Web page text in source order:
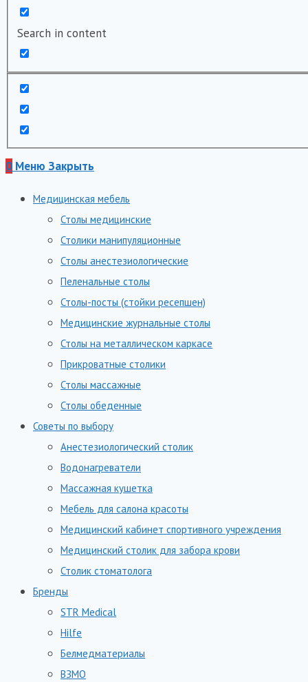
Search in content
0 Меню Закрыть
Медицинская мебель
Столы медицинские
Столики манипуляционные
Столы анестезиологические
Пеленальные столы
Столы-посты (стойки ресепшен)
Медицинские журнальные столы
Столы на металлическом каркасе
Прикроватные столики
Столы массажные
Столы обеденные
Советы по выбору
Анестезиологический столик
Водонагреватели
Массажная кушетка
Мебель для салона красоты
Медицинский кабинет спортивного учреждения
Медицинский столик для забора крови
Столик стоматолога
Бренды
STR Medical
Hilfe
Белмедматериалы
ВЗМО